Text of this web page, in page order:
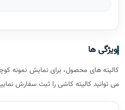
ویژگی ها
کالیته های محصول، برای نمایش نمونه
می توانید کالیته کاشی را ثبت سفارش